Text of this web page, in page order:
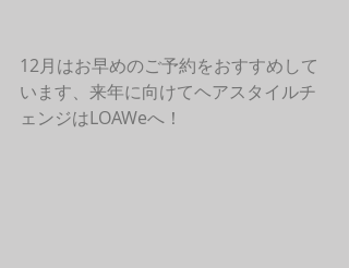
12月はお早めのご予約をおすすめして
います、来年に向けてヘアスタイルチ
ェンジはLOAWeへ！